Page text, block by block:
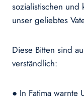
sozialistischen und
unser geliebtes
Diese Bitten sind
verständlich:
● In Fatima warnte